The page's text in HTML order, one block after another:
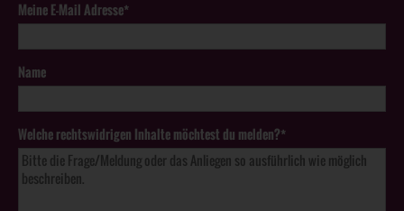
Meine E-Mail Adresse*
Name
Welche rechtswidrigen Inhalte möchtest du melden?*